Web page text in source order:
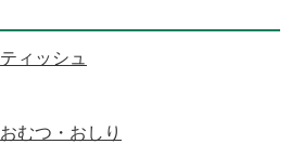
ティッシュ
おむつ・おしり